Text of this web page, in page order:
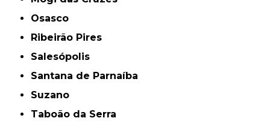
Osasco
Ribeirão Pires
Salesópolis
Santana de Parnaíba
Suzano
Taboão da Serra